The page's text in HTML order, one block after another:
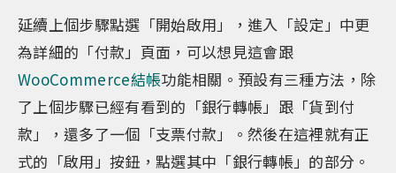
延續上個步驟點選「開始啟用」，進入「設定」中更
為詳細的「付款」頁面，可以想見這會跟
WooCommerce結帳功能相關。預設有三種方法，除
了上個步驟已經有看到的「銀行轉帳」跟「貨到付
款」，還多了一個「支票付款」。然後在這裡就有正
式的「啟用」按鈕，點選其中「銀行轉帳」的部分。